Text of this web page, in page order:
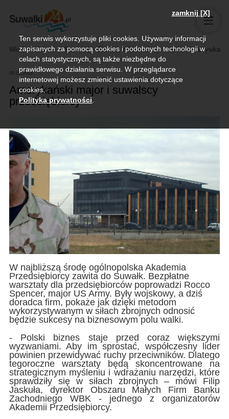
Wiadomości Sport Biznes, rolnictwo Kultura i rozrywka
09.05.2014
Amerykański major i suwalscy
przedsiębiorcy
W najbliższą środę ogólnopolska Akademia
Przedsiębiorcy zawita do Suwałk. Bezpłatne
warsztaty dla przedsiębiorców poprowadzi Rocco
Spencer, major US Army. Były wojskowy, a dziś
doradca firm, pokaże jak dzięki metodom
wykorzystywanym w siłach zbrojnych odnosić
będzie sukcesy na biznesowym polu walki.
- Polski biznes staje przed coraz większymi
wyzwaniami. Aby im sprostać, współczesny lider
powinien przewidywać ruchy przeciwników. Dlatego
tegoroczne warsztaty będą skoncentrowane na
strategicznym myśleniu i wdrażaniu narzędzi, które
sprawdziły się w siłach zbrojnych – mówi Filip
Jaskuła, dyrektor Obszaru Małych Firm Banku
Zachodniego WBK - jednego z organizatorów
Akademii Przedsiębiorcy.
zamknij [X]
Ten serwis wykorzystuje pliki cookies. Używamy informacji
zapisanych za pomocą cookies i podobnych technologii w
celach statystycznych, są także niezbędne do
prawidłowego działania serwisu. W przeglądarce
internetowej możesz zmienić ustawienia dotyczące
cookies.
Polityka prywatności